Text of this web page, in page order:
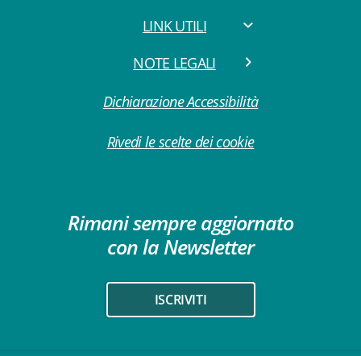
LINK UTILI
NOTE LEGALI
Dichiarazione Accessibilità
Rivedi le scelte dei cookie
Rimani sempre aggiornato
con la Newsletter
ISCRIVITI